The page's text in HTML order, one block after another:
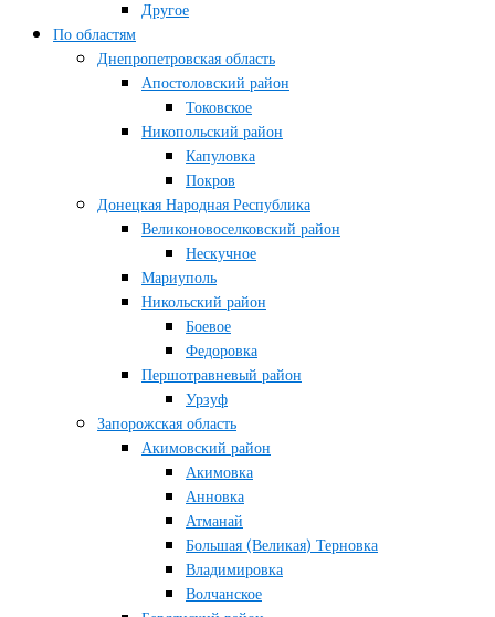
Другое
По областям
Днепропетровская область
Апостоловский район
Токовское
Никопольский район
Капуловка
Покров
Донецкая Народная Республика
Великоновоселковский район
Нескучное
Мариуполь
Никольский район
Боевое
Федоровка
Першотравневый район
Урзуф
Запорожская область
Акимовский район
Акимовка
Анновка
Атманай
Большая (Великая) Терновка
Владимировка
Волчанское